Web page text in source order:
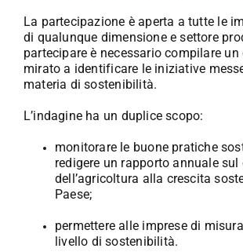
La partecipazione è aperta a tutte le
di qualunque dimensione e settore
partecipare è necessario compilare
mirato a identificare le iniziative
materia di sostenibilità.
L’indagine ha un duplice scopo:
monitorare le buone pratiche
redigere un rapporto annuale
dell’agricoltura alla crescita
Paese;
permettere alle imprese di
livello di sostenibilità.